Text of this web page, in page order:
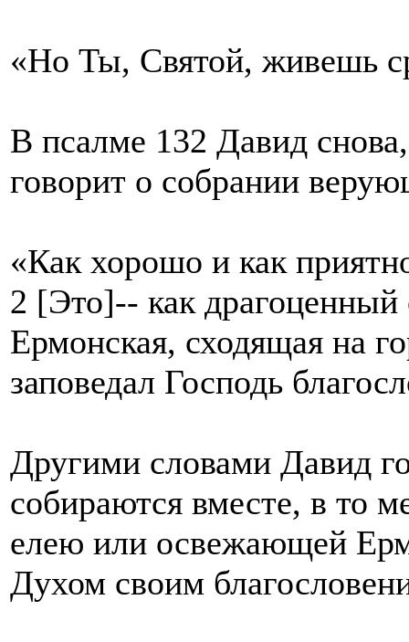
«Но Ты, Святой, живешь
В псалме 132 Давид
говорит о собрании
«Как хорошо и как
2 [Это]-- как
Ермонская, сходящая на
заповедал Господь
Другими словами Давид
собираются вместе, в то
елею или освежающей
Духом своим